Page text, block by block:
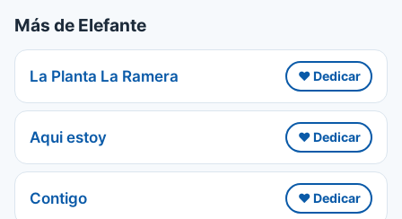
Más de Elefante
La Planta La Ramera ❤️ Dedicar
Aqui estoy ❤️ Dedicar
Contigo ❤️ Dedicar